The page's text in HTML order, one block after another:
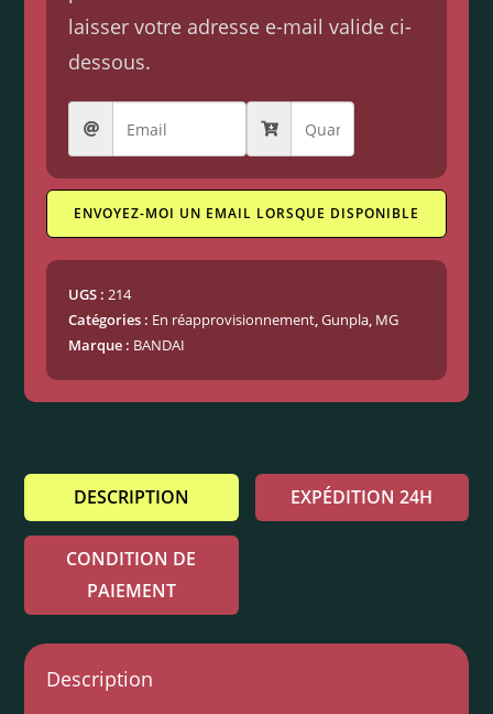
laisser votre adresse e-mail valide ci-
dessous.
ENVOYEZ-MOI UN EMAIL LORSQUE DISPONIBLE
UGS :214
Catégories : En réapprovisionnement,Gunpla, MG
Marque : BANDAI
DESCRIPTION EXPÉDITION 24H
CONDITION DE
PAIEMENT
Description